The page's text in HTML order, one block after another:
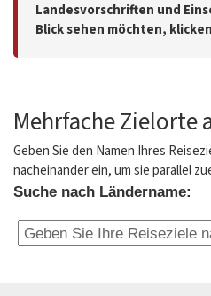
Landesvorschriften und
Blick sehen möchten,
Mehrfache Zielorte
Geben Sie den Namen Ihres
nacheinander ein, um sie parallel
Suche nach Ländername: